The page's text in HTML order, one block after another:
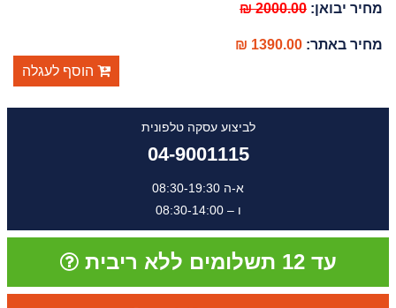
מחיר יבואן:2000.00 ₪
מחיר באתר:1390.00 ₪
הוסף לעגלה
לביצוע עסקה טלפונית
04-9001115
א-ה 08:30-19:30
ו – 08:30-14:00
עד 12 תשלומים ללא ריבית